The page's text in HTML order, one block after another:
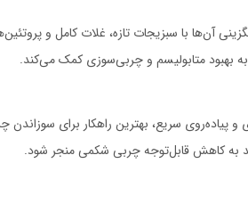
آن‌ها با سبزیجات تازه، غلات کامل و
بهبود متابولیسم و چربی‌سوزی کمک می‌کند.
و پیاده‌روی سریع، بهترین راهکار برای